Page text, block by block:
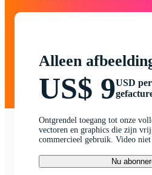
Alleen
US$ 9USD
Ontgrendel toegang tot onze
vectoren en graphics die zijn
commercieel gebruik. Video niet
Nu